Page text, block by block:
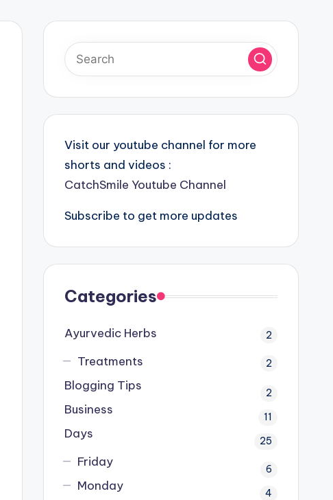
Visit our youtube channel for more
shorts and videos :
CatchSmile Youtube Channel
Subscribe to get more updates
Categories
Ayurvedic Herbs 2
Treatments 2
Blogging Tips 2
Business 11
Days 25
Friday 6
Monday 4